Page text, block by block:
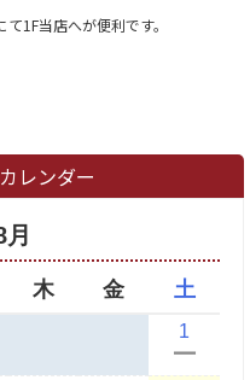
1F当店へが便利です。
レンダー
木 金 土
1
ー